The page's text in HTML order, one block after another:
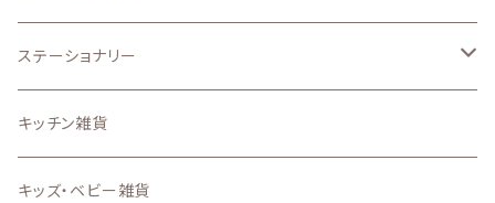
うちの子グッズ
写真で作るうちの子グッズ
置物・オブジェ
インテリア雑貨小物
壁掛け時計・照明
ステーショナリー
スタンプ
ステーショナリー雑貨
キッチン雑貨
キッズ・ベビー雑貨